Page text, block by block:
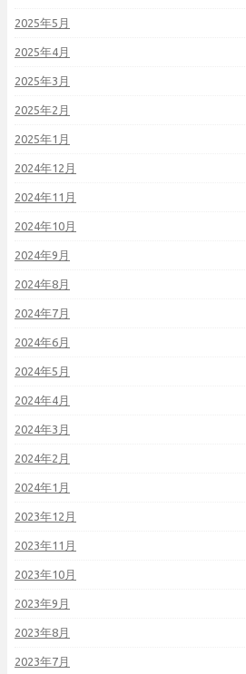
2025年5月
2025年4月
2025年3月
2025年2月
2025年1月
2024年12月
2024年11月
2024年10月
2024年9月
2024年8月
2024年7月
2024年6月
2024年5月
2024年4月
2024年3月
2024年2月
2024年1月
2023年12月
2023年11月
2023年10月
2023年9月
2023年8月
2023年7月